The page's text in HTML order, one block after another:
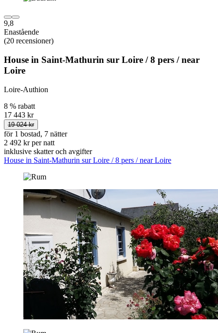
9,8
Enastående
(20 recensioner)
House in Saint-Mathurin sur Loire / 8 pers / near
Loire
Loire-Authion
8 % rabatt
17 443 kr
19 024 kr
för 1 bostad, 7 nätter
2 492 kr per natt
inklusive skatter och avgifter
House in Saint-Mathurin sur Loire / 8 pers / near Loire